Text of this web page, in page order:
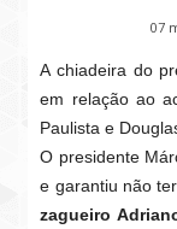
07
A chiadeira do
em relação ao
Paulista e
O presidente
e garantiu não
zagueiro